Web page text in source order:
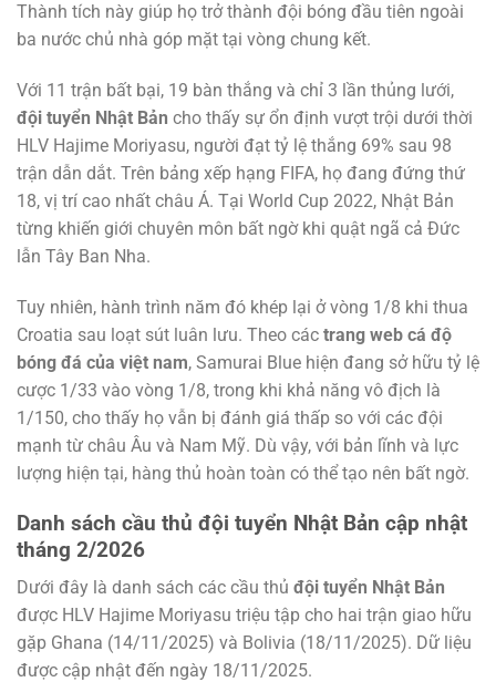
Thành tích này giúp họ trở thành đội bóng đầu tiên ngoài
ba nước chủ nhà góp mặt tại vòng chung kết.
Với 11 trận bất bại, 19 bàn thắng và chỉ 3 lần thủng lưới,
đội tuyển Nhật Bản cho thấy sự ổn định vượt trội dưới thời
HLV Hajime Moriyasu, người đạt tỷ lệ thắng 69% sau 98
trận dẫn dắt. Trên bảng xếp hạng FIFA, họ đang đứng thứ
18, vị trí cao nhất châu Á. Tại World Cup 2022, Nhật Bản
từng khiến giới chuyên môn bất ngờ khi quật ngã cả Đức
lẫn Tây Ban Nha.
Tuy nhiên, hành trình năm đó khép lại ở vòng 1/8 khi thua
Croatia sau loạt sút luân lưu. Theo các trang web cá độ
bóng đá của việt nam, Samurai Blue hiện đang sở hữu tỷ lệ
cược 1/33 vào vòng 1/8, trong khi khả năng vô địch là
1/150, cho thấy họ vẫn bị đánh giá thấp so với các đội
mạnh từ châu Âu và Nam Mỹ. Dù vậy, với bản lĩnh và lực
lượng hiện tại, hàng thủ hoàn toàn có thể tạo nên bất ngờ.
Danh sách cầu thủ đội tuyển Nhật Bản cập nhật
tháng 2/2026
Dưới đây là danh sách các cầu thủ đội tuyển Nhật Bản
được HLV Hajime Moriyasu triệu tập cho hai trận giao hữu
gặp Ghana (14/11/2025) và Bolivia (18/11/2025). Dữ liệu
được cập nhật đến ngày 18/11/2025.